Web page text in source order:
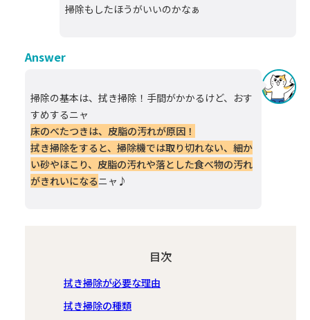
掃除もしたほうがいいのかなぁ
Answer
掃除の基本は、拭き掃除！手間がかかるけど、おす
すめするニャ
床のべたつきは、皮脂の汚れが原因！
拭き掃除をすると、掃除機では取り切れない、細か
い砂やほこり、皮脂の汚れや落とした食べ物の汚れ
がきれいになるニャ♪
目次
拭き掃除が必要な理由
拭き掃除の種類